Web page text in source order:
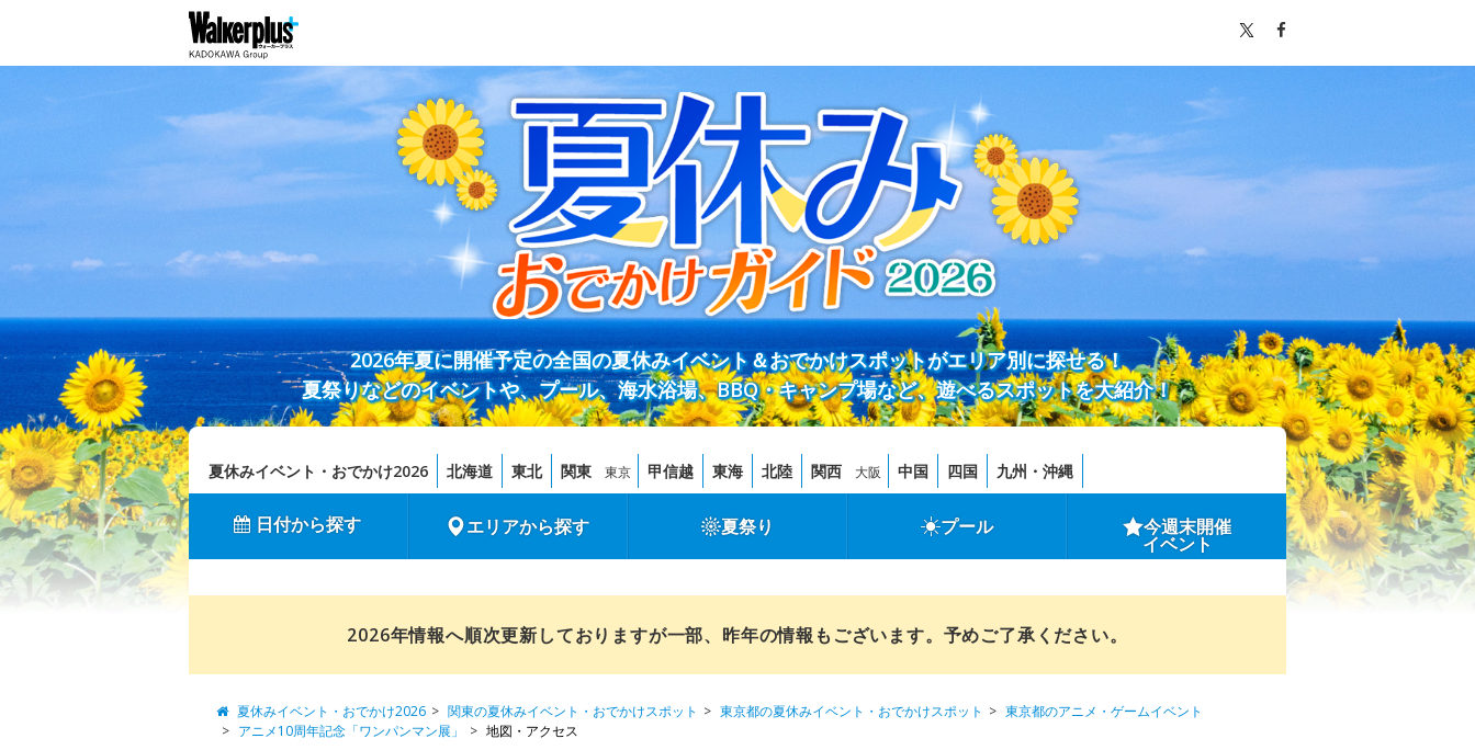
2026年夏に開催予定の全国の夏休みイベント＆おでかけスポットがエリア別に探せる！
夏祭りなどのイベントや、プール、海水浴場、BBQ・キャンプ場など、遊べるスポットを大紹介！
夏休みイベント・おでかけ2026 北海道 東北 関東 東京 甲信越 東海 北陸 関西 大阪 中国 四国 九州・沖縄
日付から探す エリアから探す 夏祭り プール 今週末開催
イベント
2026年情報へ順次更新しておりますが一部、昨年の情報もございます。予めご了承ください。
夏休みイベント・おでかけ2026 関東の夏休みイベント・おでかけスポット 東京都の夏休みイベント・おでかけスポット
東京都のアニメ・ゲームイベント
アニメ10周年記念「ワンパンマン展」
地図・アクセス